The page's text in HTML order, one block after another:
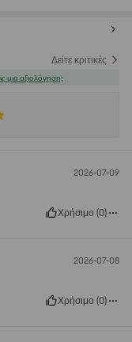
Δείτε κριτικές
μια αξιολόγηση;
2026-07-09
Χρήσιμο (0)
2026-07-08
Χρήσιμο (0)